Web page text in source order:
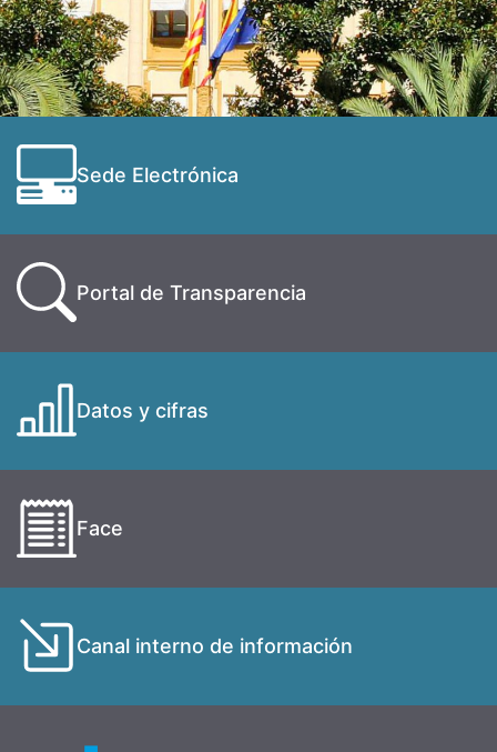
Sede Electrónica
Portal de Transparencia
Datos y cifras
Face
Canal interno de información